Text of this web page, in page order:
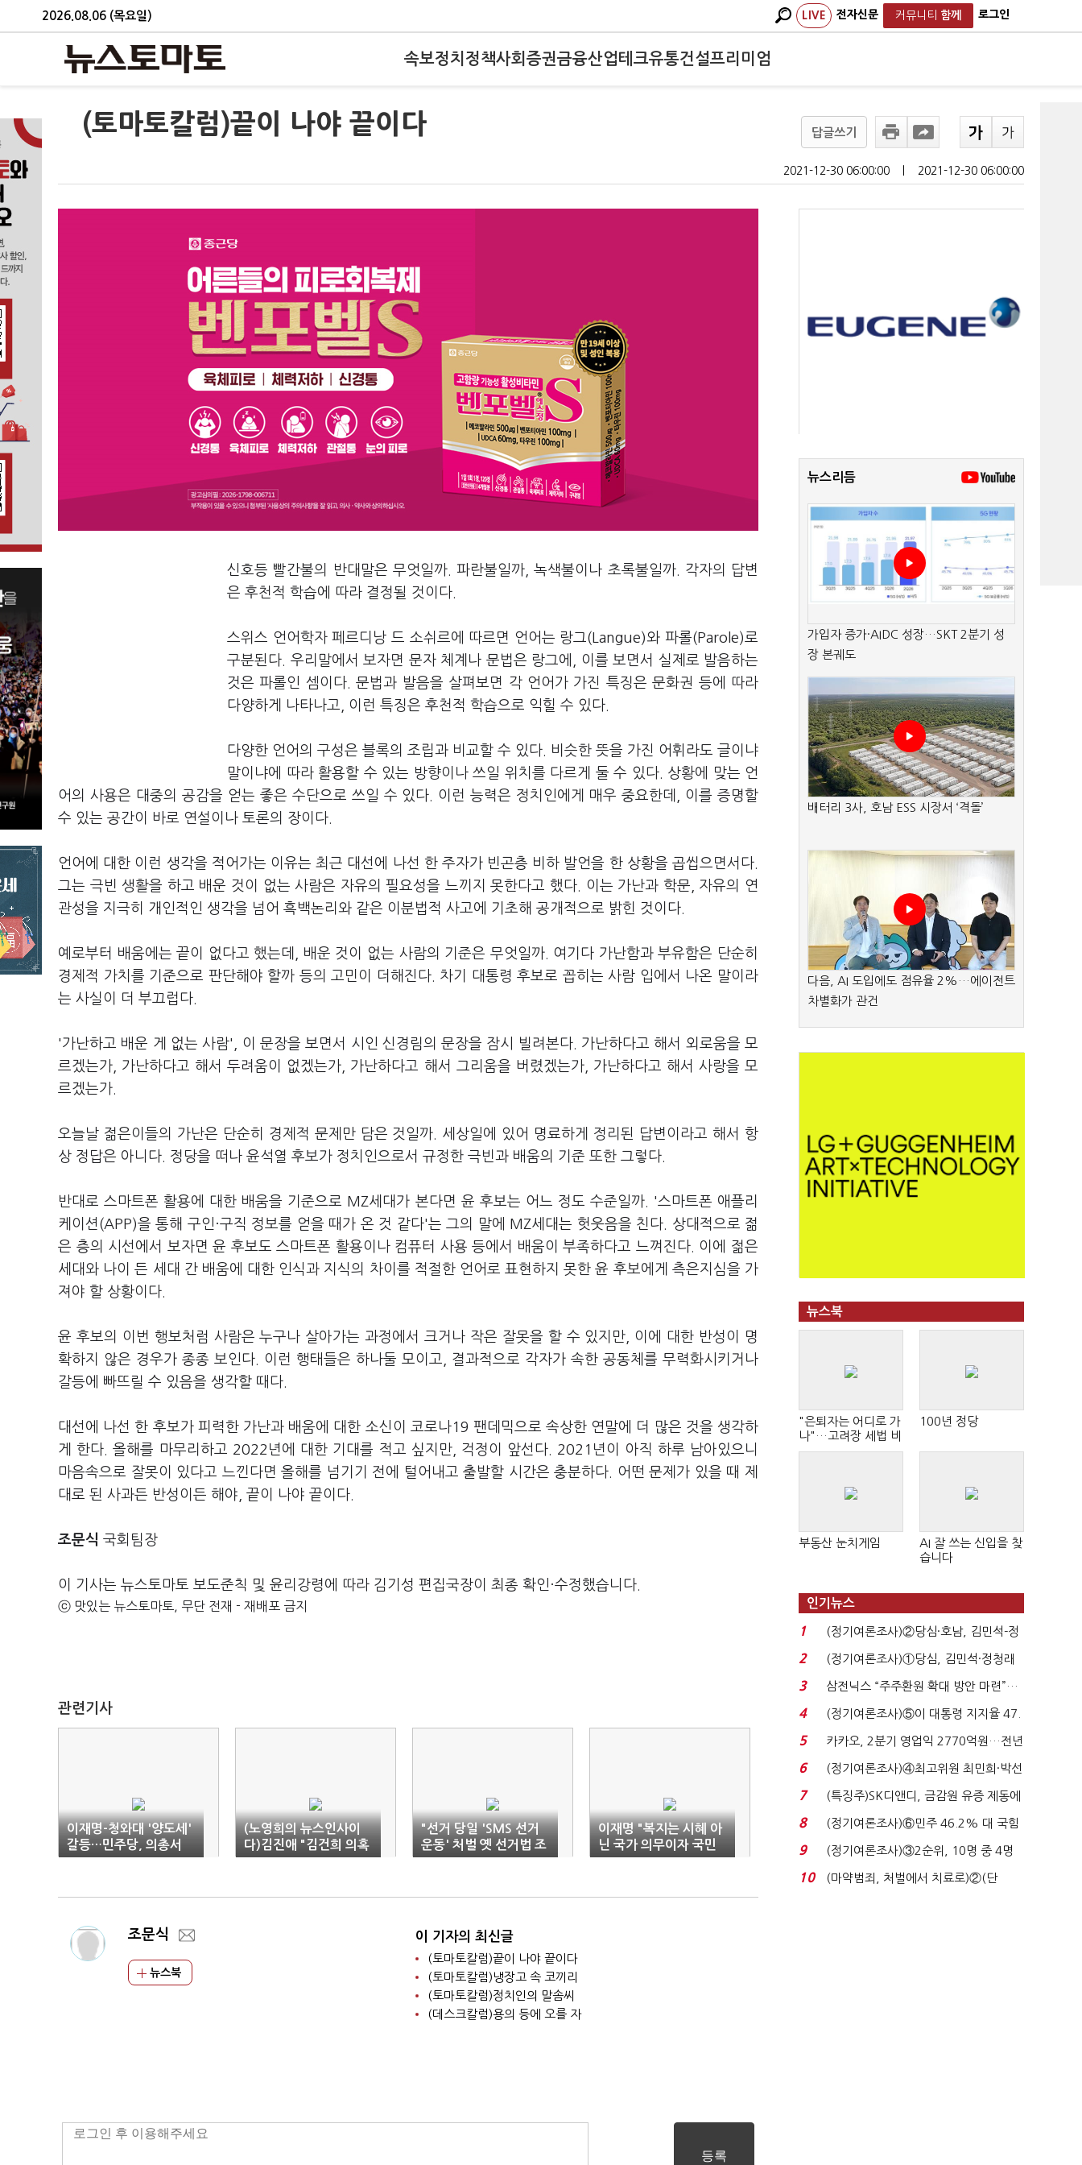
2026.08.06 (목요일) LIVE 전자신문 커뮤니티 함께 로그인
속보정치 정책사회 증권금융산업테크유통건설프리미엄
(토마토칼럼)끝이 나야 끝이다 답글쓰기
2021-12-30 06:00:00 2021-12-30 06:00:00
신호등 빨간불의 반대말은 무엇일까. 파란불일까, 녹색불이나 초록불일까. 각자의 답변
은 후천적 학습에 따라 결정될 것이다.
스위스 언어학자 페르디낭 드 소쉬르에 따르면 언어는 랑그(Langue)와 파롤(Parole)로
구분된다. 우리말에서 보자면 문자 체계나 문법은 랑그에, 이를 보면서 실제로 발음하는
것은 파롤인 셈이다. 문법과 발음을 살펴보면 각 언어가 가진 특징은 문화권 등에 따라
다양하게 나타나고, 이런 특징은 후천적 학습으로 익힐 수 있다.
다양한 언어의 구성은 블록의 조립과 비교할 수 있다. 비슷한 뜻을 가진 어휘라도 글이냐
말이냐에 따라 활용할 수 있는 방향이나 쓰일 위치를 다르게 둘 수 있다. 상황에 맞는 언
어의 사용은 대중의 공감을 얻는 좋은 수단으로 쓰일 수 있다. 이런 능력은 정치인에게 매우 중요한데, 이를 증명할
수 있는 공간이 바로 연설이나 토론의 장이다.
언어에 대한 이런 생각을 적어가는 이유는 최근 대선에 나선 한 주자가 빈곤층 비하 발언을 한 상황을 곱씹으면서다.
그는 극빈 생활을 하고 배운 것이 없는 사람은 자유의 필요성을 느끼지 못한다고 했다. 이는 가난과 학문, 자유의 연
관성을 지극히 개인적인 생각을 넘어 흑백논리와 같은 이분법적 사고에 기초해 공개적으로 밝힌 것이다.
예로부터 배움에는 끝이 없다고 했는데, 배운 것이 없는 사람의 기준은 무엇일까. 여기다 가난함과 부유함은 단순히
경제적 가치를 기준으로 판단해야 할까 등의 고민이 더해진다. 차기 대통령 후보로 꼽히는 사람 입에서 나온 말이라
는 사실이 더 부끄럽다.
'가난하고 배운 게 없는 사람', 이 문장을 보면서 시인 신경림의 문장을 잠시 빌려본다. 가난하다고 해서 외로움을 모
르겠는가, 가난하다고 해서 두려움이 없겠는가, 가난하다고 해서 그리움을 버렸겠는가, 가난하다고 해서 사랑을 모
르겠는가.
오늘날 젊은이들의 가난은 단순히 경제적 문제만 담은 것일까. 세상일에 있어 명료하게 정리된 답변이라고 해서 항
상 정답은 아니다. 정당을 떠나 윤석열 후보가 정치인으로서 규정한 극빈과 배움의 기준 또한 그렇다.
반대로 스마트폰 활용에 대한 배움을 기준으로 MZ세대가 본다면 윤 후보는 어느 정도 수준일까. '스마트폰 애플리
케이션(APP)을 통해 구인·구직 정보를 얻을 때가 온 것 같다'는 그의 말에 MZ세대는 헛웃음을 친다. 상대적으로 젊
은 층의 시선에서 보자면 윤 후보도 스마트폰 활용이나 컴퓨터 사용 등에서 배움이 부족하다고 느껴진다. 이에 젊은
세대와 나이 든 세대 간 배움에 대한 인식과 지식의 차이를 적절한 언어로 표현하지 못한 윤 후보에게 측은지심을 가
져야 할 상황이다.
윤 후보의 이번 행보처럼 사람은 누구나 살아가는 과정에서 크거나 작은 잘못을 할 수 있지만, 이에 대한 반성이 명
확하지 않은 경우가 종종 보인다. 이런 행태들은 하나둘 모이고, 결과적으로 각자가 속한 공동체를 무력화시키거나
갈등에 빠뜨릴 수 있음을 생각할 때다.
대선에 나선 한 후보가 피력한 가난과 배움에 대한 소신이 코로나19 팬데믹으로 속상한 연말에 더 많은 것을 생각하
게 한다. 올해를 마무리하고 2022년에 대한 기대를 적고 싶지만, 걱정이 앞선다. 2021년이 아직 하루 남아있으니
마음속으로 잘못이 있다고 느낀다면 올해를 넘기기 전에 털어내고 출발할 시간은 충분하다. 어떤 문제가 있을 때 제
대로 된 사과든 반성이든 해야, 끝이 나야 끝이다.
조문식 국회팀장
이 기사는 뉴스토마토 보도준칙 및 윤리강령에 따라 김기성 편집국장이 최종 확인·수정했습니다.
ⓒ 맛있는 뉴스토마토, 무단 전재 - 재배포 금지
관련기사
이재명-청와대 '양도세'
갈등…민주당, 의총서
"워킹그룹 구성"
(노영희의 뉴스인사이
다)김진애 "김건희 의혹
은 빙산 일각…윤석열호
"선거 당일 'SMS 선거
운동' 처벌 옛 선거법 조
항 합헌"
이재명 "복지는 시혜 아
닌 국가 의무이자 국민
권리"
조문식
뉴스북
이 기자의 최신글
(토마토칼럼)끝이 나야 끝이다
(토마토칼럼)냉장고 속 코끼리
(토마토칼럼)정치인의 말솜씨
(데스크칼럼)용의 등에 오를 자
뉴스리듬
가입자 증가·AIDC 성장…SKT 2분기 성
장 본궤도
배터리 3사, 호남 ESS 시장서 ‘격돌’
다음, AI 도입에도 점유율 2%…에이전트
차별화가 관건
뉴스북
"은퇴자는 어디로 가
나"…고려장 세법 비
판 확산
100년 정당
부동산 눈치게임
AI 잘 쓰는 신입을 찾
습니다
인기뉴스
1
(정기여론조사)②당심·호남, 김민석-정
청래 '초접전'...
2
(정기여론조사)①당심, 김민석·정청래
'초접전'…대통령 ...
3
삼전닉스 “주주환원 확대 방안 마련”…
로이터에 성명...
4
(정기여론조사)⑤이 대통령 지지율 47.
7%…일주일 만에 ...
5
카카오, 2분기 영업익 2770억원…전년
비 36% 증가...
6
(정기여론조사)④최고위원 최민희·박선
원 '양강'…서미...
7
(특징주)SK디앤디, 금감원 유증 제동에
장 초반 상한가...
8
(정기여론조사)⑥민주 46.2% 대 국힘
31.0%…오차범위 밖 ...
9
(정기여론조사)③2순위, 10명 중 4명
'송영길'…정청래 '한 ...
10
(마약범죄, 처벌에서 치료로)②(단